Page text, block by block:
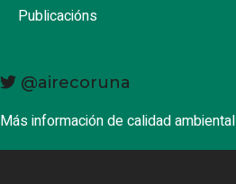
Publicacións
@airecoruna
Más información de calidad ambiental